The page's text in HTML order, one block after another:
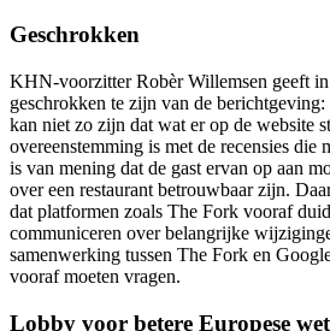
Geschrokken
KHN-voorzitter Robèr Willemsen geeft
geschrokken te zijn van de
kan niet zo zijn dat wat er op de website
overeenstemming is met de recensies die
is van mening dat de gast ervan op aan
over een restaurant betrouwbaar zijn.
dat platformen zoals The Fork vooraf
communiceren over belangrijke
samenwerking tussen The Fork en
vooraf moeten vragen.
Lobby voor betere Europese